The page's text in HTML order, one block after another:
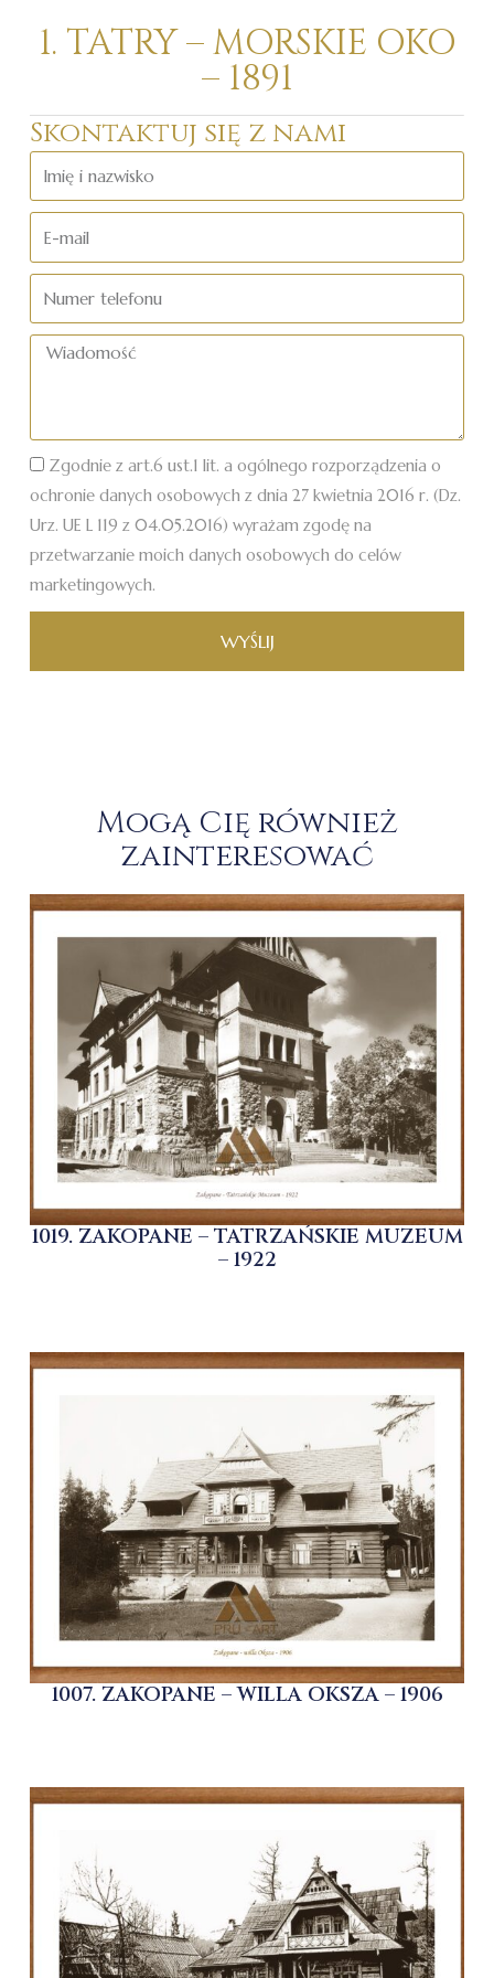
1. TATRY – MORSKIE OKO
– 1891
Skontaktuj się z nami
i
mail
telefonu
Wiadomość
Zgodnie z art.6 ust.1 lit. a ogólnego rozporządzenia o
ochronie danych osobowych z dnia 27 kwietnia 2016 r. (Dz.
Urz. UE L 119 z 04.05.2016) wyrażam zgodę na
przetwarzanie moich danych osobowych do celów
marketingowych.
WYŚLIJ
Mogą Cię również
zainteresować
1019. ZAKOPANE – TATRZAŃSKIE MUZEUM
– 1922
1007. ZAKOPANE – WILLA OKSZA – 1906